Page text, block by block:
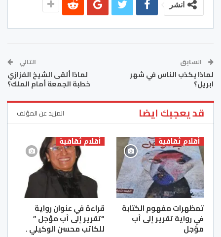
انشر
السابق
لماذا يكذب الناس في شهر
ابريل؟
التالي
لماذا ألقى الشيخ الفزازي
خطبة الجمعة أمام الملك؟
قد يعجبك ايضا المزيد عن المؤلف
أقلام ثقافية
تمظهرات مفهوم الكتابة
في رواية تقرير إلى أب
مؤجل
أقلام ثقافية
قراءة في عنوان رواية
“تقرير إلى أب مؤجل ”
للكاتب محسن الوكيلي .